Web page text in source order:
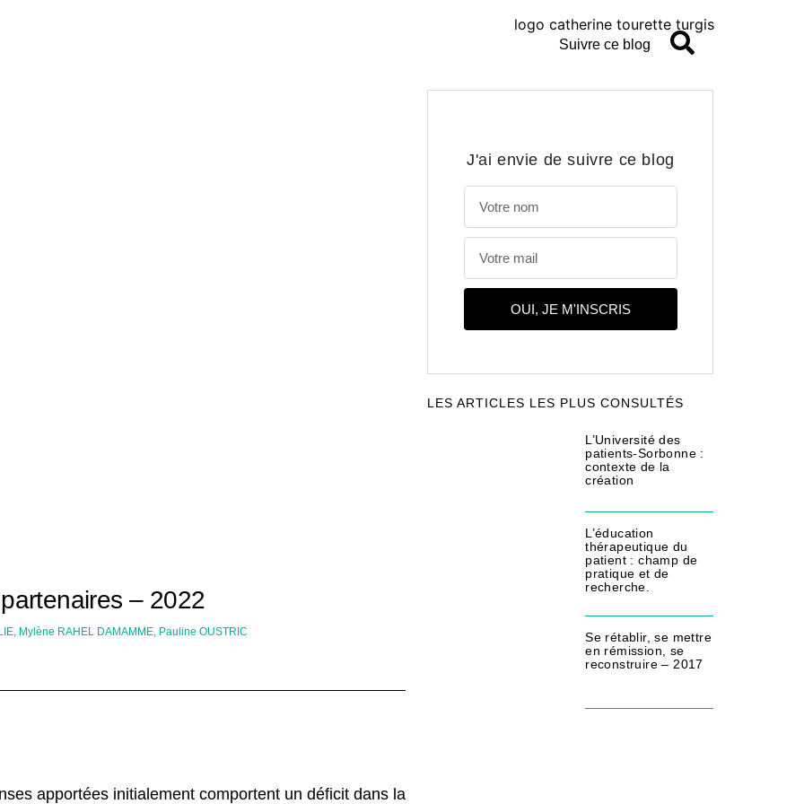
Suivre ce blog
– 2022
Mylène RAHEL DAMAMME, Pauline OUSTRIC
apportées initialement comportent un déficit dans la
J'ai envie de suivre ce blog
OUI, JE M'INSCRIS
LES ARTICLES LES PLUS CONSULTÉS
L’Université des
patients-Sorbonne :
contexte de la
création
L’éducation
thérapeutique du
patient : champ de
pratique et de
recherche.
Se rétablir, se mettre
en rémission, se
reconstruire – 2017